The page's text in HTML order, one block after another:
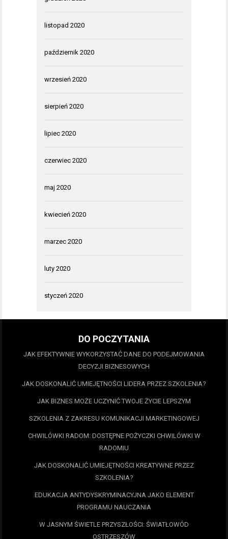
listopad 2020
październik 2020
wrzesień 2020
sierpień 2020
lipiec 2020
czerwiec 2020
maj 2020
kwiecień 2020
marzec 2020
luty 2020
styczeń 2020
DO POCZYTANIA
JAK EFEKTYWNIE WYKORZYSTAĆ DANE DO PODEJMOWANIA
DECYZJI BIZNESOWYCH
JAK DOSKONALIĆ UMIEJĘTNOŚCI LIDERA PRZEZ SZKOLENIA?
JAK BIZNES MOŻE UCZYNIĆ TWOJE ŻYCIE LEPSZYM
SZKOLENIA Z ZAKRESU KOMUNIKACJI MARKETINGOWEJ
CHWILÓWKI RADOM: DOSTĘPNE POŻYCZKI CHWILÓWKI W
RADOMIU
JAK DOSKONALIĆ UMIEJĘTNOŚCI KREATYWNE PRZEZ
SZKOLENIA?
EDUKACJA ANTYDYSKRYMINACYJNA JAKO ELEMENT
PROGRAMU NAUCZANIA
W JASNYM ŚWIETLE PRZYSZŁOŚCI: ŚWIATŁOWÓD
OSTRZESZÓW